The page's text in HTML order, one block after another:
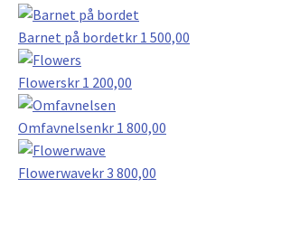
Barnet på bordetkr 1 500,00
Flowerskr 1 200,00
Omfavnelsenkr 1 800,00
Flowerwavekr3 800,00